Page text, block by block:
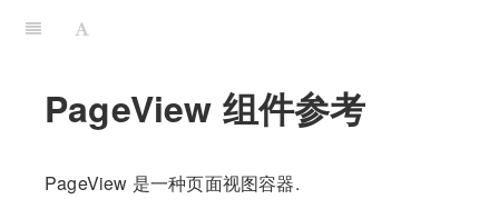
PageView 组件参考
PageView 是一种页面视图容器.